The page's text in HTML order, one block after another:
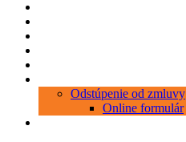
Odstúpenie od zmluvy
Online formulár